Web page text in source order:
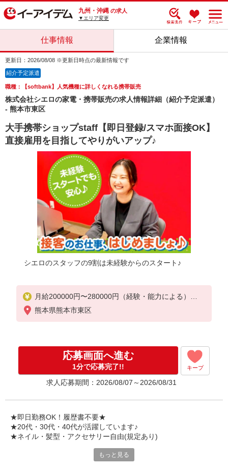
九州・沖縄 の求人
▼エリア変更
仕事情報 企業情報
更新日：2026/08/08 ※更新日時点の最新情報です
紹介予定派遣
職種：【softbank】人気機種に詳しくなれる携帯販売
株式会社シエロの家電・携帯販売の求人情報詳細（紹介予定派遣）
- 熊本市東区
大手携帯ショップstaff【即日登録/スマホ面接OK】
直接雇用を目指してやりがいアップ♪
シエロのスタッフの9割は未経験からのスタート♪
月給200000円〜280000円（経験・能力による）
※試用期間あり3ヶ月
※残業代支給
゜+゜・。○。・゜+゜・。○。・゜+゜
入社祝い金10万円支給(規定有)
お友達を紹介頂くと,
インセンティブ支給(規定有)
熊本県熊本市東区
応募画面へ進む
1分で応募完了!! キープ
求人応募期間：2026/08/07～2026/08/31
★即日勤務OK！履歴書不要★
★20代・30代・40代が活躍しています♪
★ネイル・髪型・アクセサリー自由(規定あり)
シエロのスタッフは9割が未経験スタート。
もっと見る